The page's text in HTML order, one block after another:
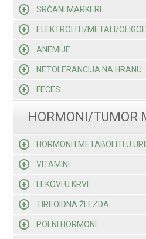
SRČANI MARKERI
ELEKTROLITI/METALI/
ANEMIJE
NETOLERANCIJA NA HRANU
FECES
HORMONI/TUMOR
HORMONI I METABOLITI U
VITAMINI
LEKOVI U KRVI
TIREOIDNA ŽLEZDA
POLNI HORMONI